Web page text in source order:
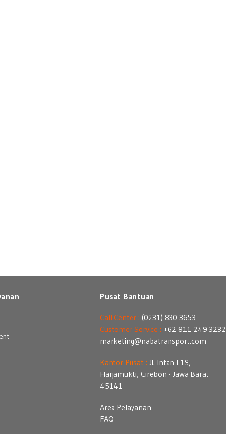
Pusat Bantuan
Call Center : (0231) 830 3653
Customer Service : +62 811 249 3232
marketing@nabatransport.com
Kantor Pusat : Jl. Intan I 19,
Harjamukti, Cirebon - Jawa Barat
45141
Area Pelayanan
FAQ